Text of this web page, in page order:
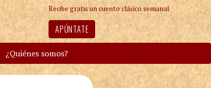
Recibe gratis un cuento clásico semanal
APÚNTATE
¿Quiénes somos?